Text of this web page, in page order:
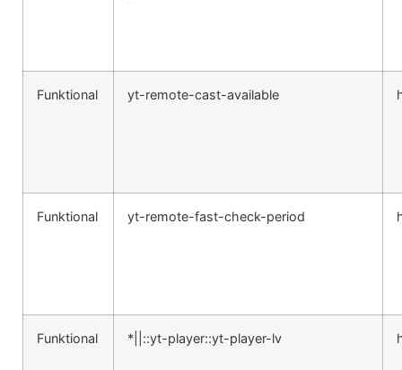
Funktional yt-remote-cast-available
Funktional yt-remote-fast-check-period
Funktional *||::yt-player::yt-player-lv